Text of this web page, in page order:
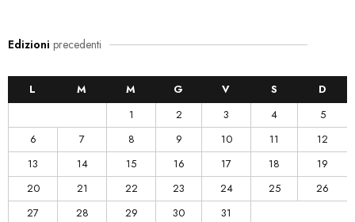
Edizioni precedenti
L M M G V S
D
1
2 3 4
5
6
7 8 9 10 11
12
13
14 15 16 17 18
19
20
21 22 23 24 25
26
27
28 29 30 31